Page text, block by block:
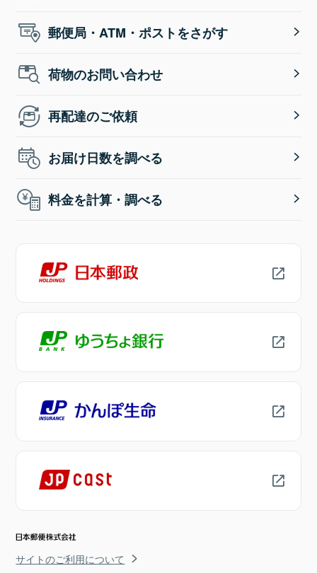
郵便局・ATM・ポストをさがす
荷物のお問い合わせ
再配達のご依頼
お届け日数を調べる
料金を計算・調べる
サイトのご利用について